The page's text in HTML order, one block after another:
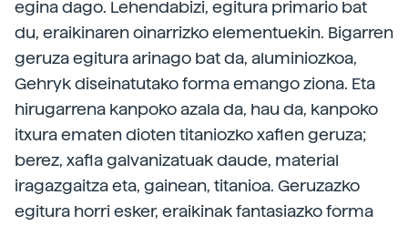
egina dago. Lehendabizi, egitura primario bat
du, eraikinaren oinarrizko elementuekin. Bigarren
geruza egitura arinago bat da, aluminiozkoa,
Gehryk diseinatutako forma emango ziona. Eta
hirugarrena kanpoko azala da, hau da, kanpoko
itxura ematen dioten titaniozko xaflen geruza;
berez, xafla galvanizatuak daude, material
iragazgaitza eta, gainean, titanioa. Geruzazko
egitura horri esker, eraikinak fantasiazko forma